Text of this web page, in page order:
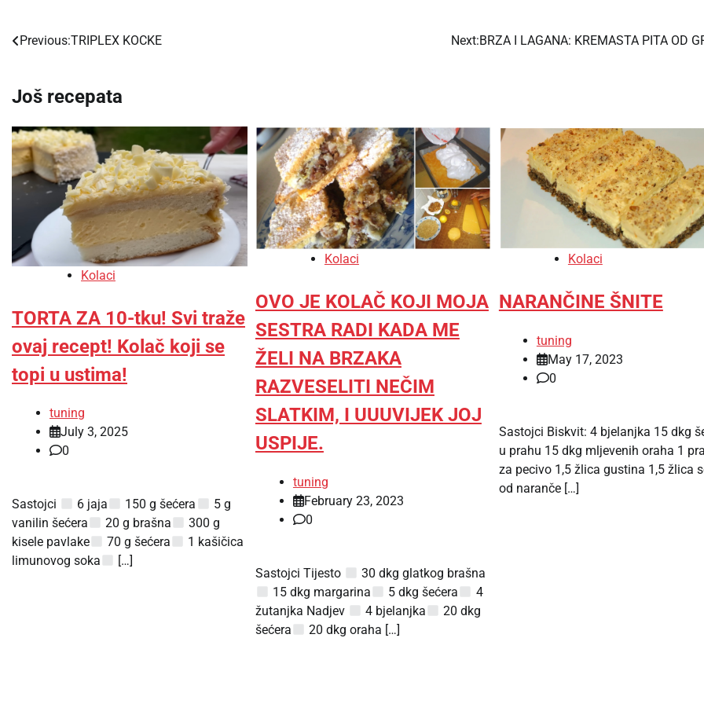
Post
Previous:TRIPLEX KOCKE Next:BRZA I LAGANA: KREMASTA PITA OD
Još recepata
Kolaci
TORTA ZA 10-tku! Svi traže
ovaj recept! Kolač koji se
topi u ustima!
tuning
July 3, 2025
0
Sastojci 6 jaja 150 g šećera
5 g
vanilin šećera
20 g brašna
300 g
kisele pavlake
70 g šećera
1 kašičica
limunovog soka
[…]
Kolaci
OVO JE KOLAČ KOJI MOJA
SESTRA RADI KADA ME
ŽELI NA BRZAKA
RAZVESELITI NEČIM
SLATKIM, I UUUVIJEK JOJ
USPIJE.
tuning
February 23, 2023
0
Sastojci Tijesto
30 dkg glatkog brašna
15 dkg margarina
5 dkg šećera
4
žutanjka Nadjev
4 bjelanjka
20 dkg
šećera
20 dkg oraha […]
Kolaci
NARANČINE ŠNITE
tuning
May 17, 2023
0
Sastojci Biskvit: 4 bjelanjka 15 dkg
u prahu 15 dkg mljevenih oraha 1
za pecivo 1,5 žlica gustina 1,5 žlica
od naranče […]